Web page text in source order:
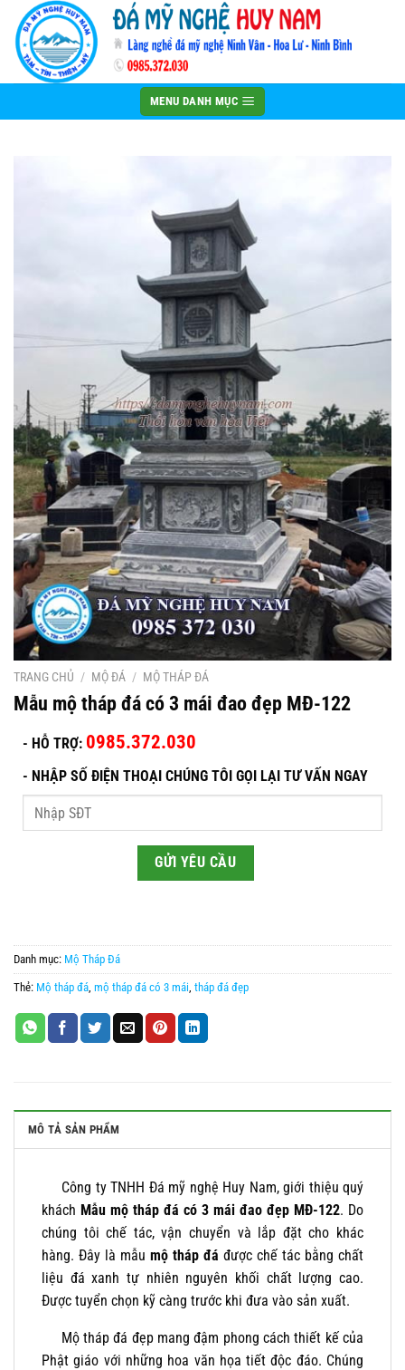
qua
nội
MENU DANH MỤC
TRANG CHỦ / MỘ ĐÁ / MỘ THÁP ĐÁ
Mẫu mộ tháp đá có 3 mái đao đẹp MĐ-122
- HỖ TRỢ: 0985.372.030
- NHẬP SỐ ĐIỆN THOẠI CHÚNG TÔI GỌI LẠI TƯ VẤN NGAY
Danh mục: Mộ Tháp Đá
Thẻ: Mộ tháp đá mộ tháp đá có 3 mái tháp đá đẹp
MÔ TẢ SẢN PHẨM
Công ty TNHH Đá mỹ nghệ Huy Nam, giới thiệu quý
khách Mẫu mộ tháp đá có 3 mái đao đẹp MĐ-122. Do
chúng tôi chế tác, vận chuyển và lắp đặt cho khác
hàng. Đây là mẫu mộ tháp đá được chế tác bằng chất
liệu đá xanh tự nhiên nguyên khối chất lượng cao.
Được tuyển chọn kỹ càng trước khi đưa vào sản xuất.
Mộ tháp đá đẹp mang đậm phong cách thiết kế của
Phật giáo với những hoa văn họa tiết độc đáo. Chúng